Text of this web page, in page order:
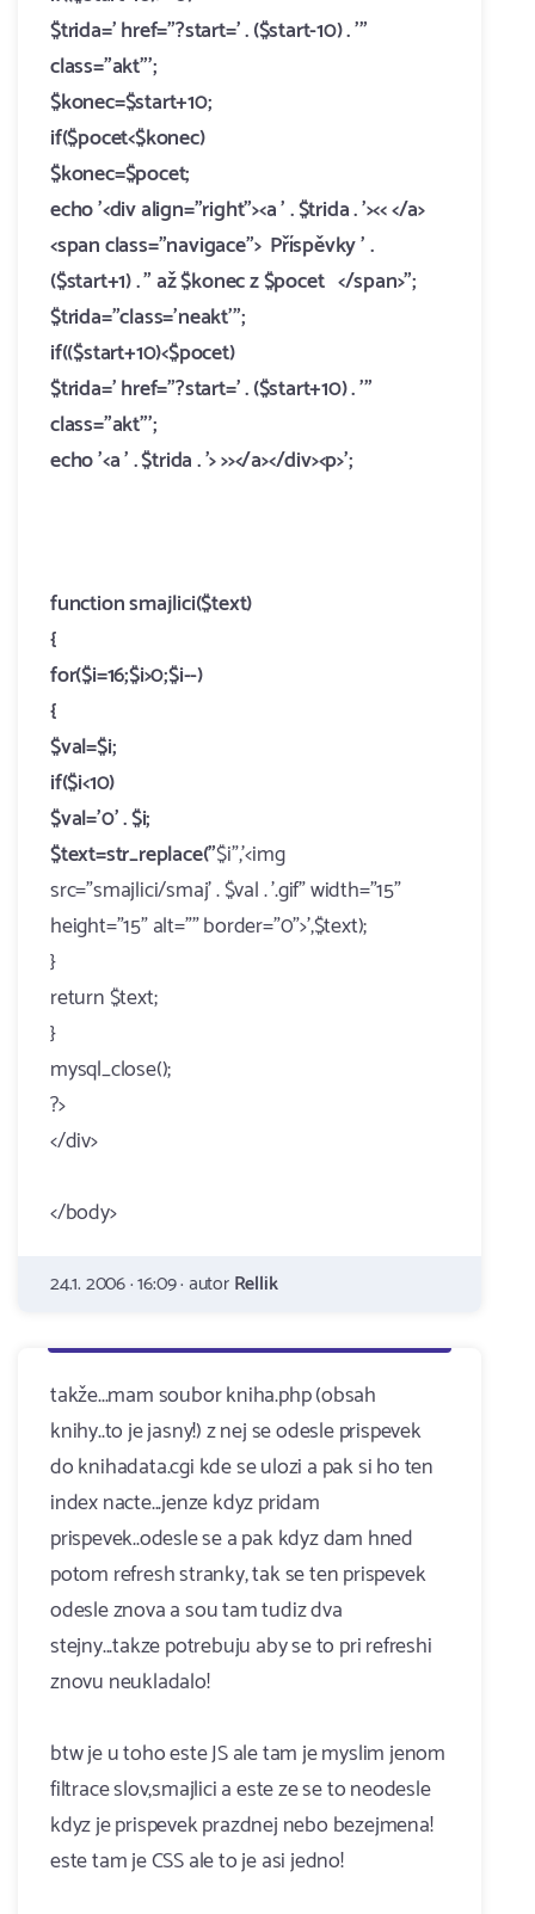
$trida=' href="?start=' . ($start-10) . '"
class="akt"';
$konec=$start+10;
if($pocet<$konec)
$konec=$pocet;
echo '<div align="right"><a ' . $trida . '><< </a>
<span class="navigace"> Příspěvky ' .
($start+1) . " až $konec z $pocet </span>";
$trida="class='neakt'";
if(($start+10)<$pocet)
$trida=' href="?start=' . ($start+10) . '"
class="akt"';
echo '<a ' . $trida . '> >></a></div><p>';
function smajlici($text)
{
for($i=16;$i>0;$i--)
{
$val=$i;
if($i<10)
$val='0' . $i;
$text=str_replace("$i",'<img
src="smajlici/smaj' . $val . '.gif" width="15"
height="15" alt="" border="0">',$text);
}
return $text;
}
mysql_close();
?>
</div>
</body>
24.1. 2006 · 16:09 · autorRellik
takže...mam soubor kniha.php (obsah
knihy..to je jasny!) z nej se odesle prispevek
do knihadata.cgi kde se ulozi a pak si ho ten
index nacte...jenze kdyz pridam
prispevek..odesle se a pak kdyz dam hned
potom refresh stranky, tak se ten prispevek
odesle znova a sou tam tudiz dva
stejny...takze potrebuju aby se to pri refreshi
znovu neukladalo!
btw je u toho este JS ale tam je myslim jenom
filtrace slov,smajlici a este ze se to neodesle
kdyz je prispevek prazdnej nebo bezejmena!
este tam je CSS ale to je asi jedno!